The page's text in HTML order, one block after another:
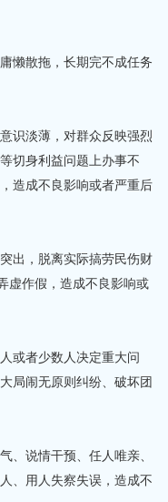
散拖，长期完不成任务
淡薄，对群众反映强烈
切身利益问题上办事不
造成不良影响或者严重后
，脱离实际搞劳民伤财
虚作假，造成不良影响或
者少数人决定重大问
局闹无原则纠纷、破坏团
说情干预、任人唯亲、
、用人失察失误，造成不